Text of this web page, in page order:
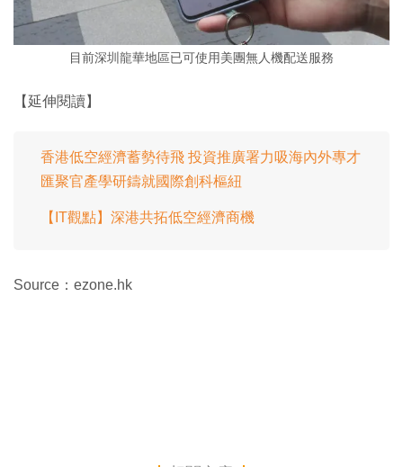
目前深圳龍華地區已可使用美團無人機配送服務
【延伸閱讀】
香港低空經濟蓄勢待飛 投資推廣署力吸海內外專才
匯聚官產學研鑄就國際創科樞紐
【IT觀點】深港共拓低空經濟商機
Source：ezone.hk